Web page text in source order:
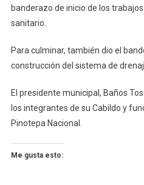
banderazo de inicio de los
sanitario.
Para culminar, también dio el
construcción del sistema de
El presidente municipal, Baños
los integrantes de su Cabildo y
Pinotepa Nacional.
Me gusta esto: